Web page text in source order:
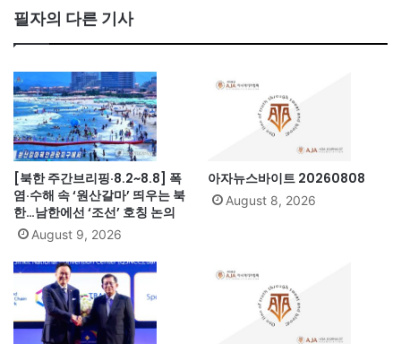
필자의 다른 기사
[북한 주간브리핑·8.2~8.8] 폭
염·수해 속 ‘원산갈마’ 띄우는 북
한…남한에선 ‘조선’ 호칭 논의
August 9, 2026
아자뉴스바이트 20260808
August 8, 2026